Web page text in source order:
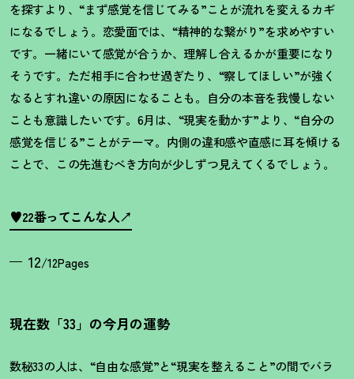
を探すより、“まず感覚を信じてみる”ことが流れを変えるカギ
になるでしょう。恋愛面では、 “精神的な繋がり”を求めやすい
です。一緒にいて感覚が合うか、理解し合えるかが重要になり
そうです。ただ相手に合わせ過ぎたり、 “察してほしい”が強く
なるとすれ違いの原因になることも。自分の本音を我慢しない
ことも意識したいです。 6月は、 “現実を動かす”より、“自分の
感覚を信じる”ことがテーマ。内側の違和感や直感に耳を傾ける
ことで、この先進むべき方向が少しずつ見えてくるでしょう。
♥22番ってこんな人
12/12Pages
現在数「33」の今月の運勢
数秘33の人は、“自由な感覚”と“現実を整えること”の間でバラ